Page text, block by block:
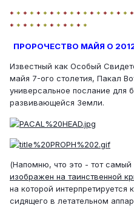
* * * * * * * * * * * * * * * * * * *
* * * * * * * * * * * *
ПРОРОЧЕСТВО МАЙЯ О
Известный как Особый
майя 7-ого столетия, Пакал
универсальное послание для
развивающейся Земли.
(Напомню, что это - тот
изображен на таинственной
на которой
сидящего в летательном